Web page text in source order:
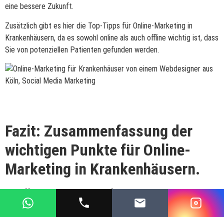
eine bessere Zukunft.
Zusätzlich gibt es hier die Top-Tipps für Online-Marketing in
Krankenhäusern, da es sowohl online als auch offline wichtig ist, dass
Sie von potenziellen Patienten gefunden werden.
Fazit: Zusammenfassung der
wichtigen Punkte für Online-
Marketing in Krankenhäusern.
Eine effektive Online-Präsenz ist für Krankenhäuser von großer
Wichtigkeit, um Patienten zu erreichen und ihre Dienstleistungen zu